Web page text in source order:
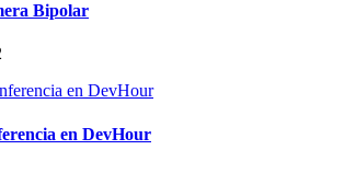
Bipolar
en DevHour